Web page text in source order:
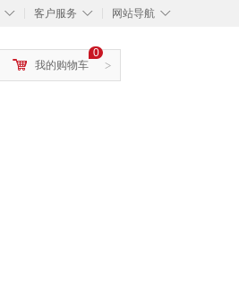
◇ ◇
客户服务 ◇
网站导航
>
0
我的购物车